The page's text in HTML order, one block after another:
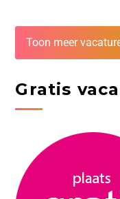
Toon meer
Gratis